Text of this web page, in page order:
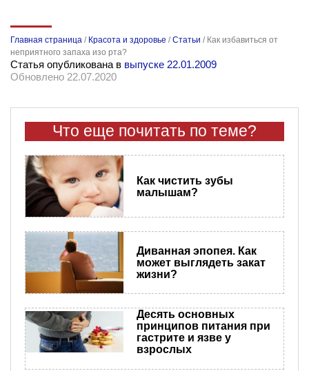
Главная страница / Красота и здоровье /Статьи / Как избавиться от
неприятного запаха изо рта?
Статья опубликована в выпуске 22.01.2009
Обновлено 22.07.2020
Что еще почитать по теме?
Как чистить зубы
малышам?
Диванная эпопея. Как
может выглядеть закат
жизни?
Десять основных
принципов питания при
гастрите и язве у
взрослых